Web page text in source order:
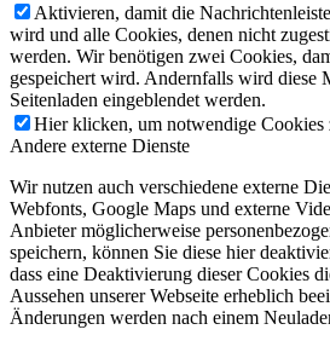
Aktivieren, damit die
wird und alle Cookies, denen nicht
werden. Wir benötigen zwei Cookies,
gespeichert wird. Andernfalls wird diese
Seitenladen eingeblendet werden.
Hier klicken, um notwendige Cookies
Andere externe Dienste
Wir nutzen auch verschiedene externe
Webfonts, Google Maps und externe
Anbieter möglicherweise
speichern, können Sie diese hier
dass eine Deaktivierung dieser Cookies
Aussehen unserer Webseite erheblich
Änderungen werden nach einem